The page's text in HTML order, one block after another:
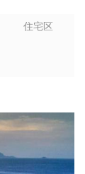
住宅区